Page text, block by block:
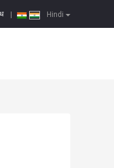
Hindi